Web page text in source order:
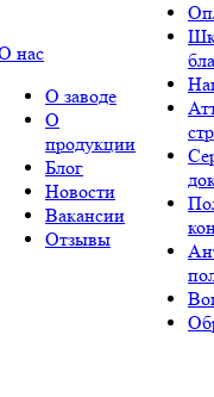
нас
О заводе
О
продукции
Блог
Новости
Вакансии
Отзывы